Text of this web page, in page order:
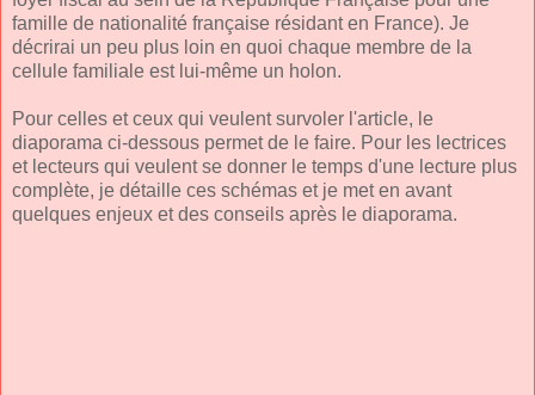
famille de nationalité française résidant en France). Je
décrirai un peu plus loin en quoi chaque membre de la
cellule familiale est lui-même un holon.
Pour celles et ceux qui veulent survoler l'article, le
diaporama ci-dessous permet de le faire. Pour les lectrices
et lecteurs qui veulent se donner le temps d'une lecture plus
complète, je détaille ces schémas et je met en avant
quelques enjeux et des conseils après le diaporama.